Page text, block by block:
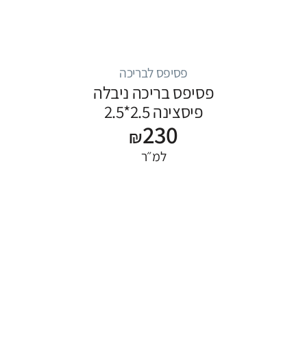
פסיפס לבריכה
פסיפס בריכה ניבלה
פיסצינה 2.5*2.5
₪230
למ״ר